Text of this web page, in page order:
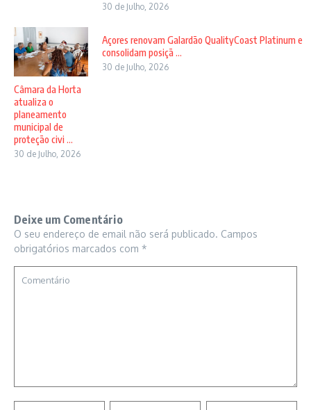
30 de Julho, 2026
Câmara da Horta
atualiza o
planeamento
municipal de
proteção civi ...
30 de Julho, 2026
Açores renovam Galardão QualityCoast Platinum e
consolidam posiçã ...
30 de Julho, 2026
Deixe um Comentário
O seu endereço de email não será publicado. Campos
obrigatórios marcados com *